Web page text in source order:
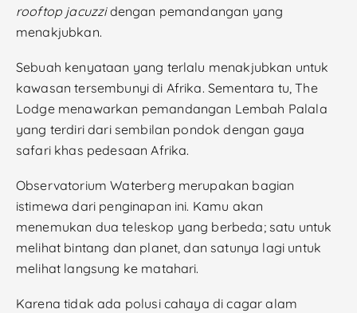
rooftop jacuzzidengan pemandangan yang
menakjubkan.
Sebuah kenyataan yang terlalu menakjubkan untuk
kawasan tersembunyi di Afrika. Sementara tu, The
Lodge menawarkan pemandangan Lembah Palala
yang terdiri dari sembilan pondok dengan gaya
safari khas pedesaan Afrika.
Observatorium Waterberg merupakan bagian
istimewa dari penginapan ini. Kamu akan
menemukan dua teleskop yang berbeda; satu untuk
melihat bintang dan planet, dan satunya lagi untuk
melihat langsung ke matahari.
Karena tidak ada polusi cahaya di cagar alam